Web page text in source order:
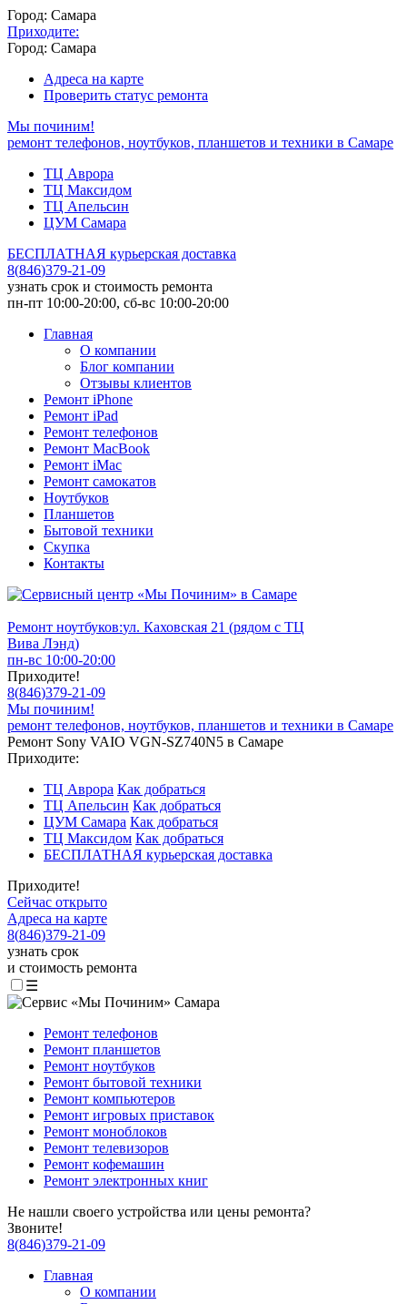
Город: Самара
Приходите:
Город: Самара
Адреса на карте
Проверить статус ремонта
Мы починим!
ремонт телефонов, ноутбуков, планшетов и техники в Самаре
ТЦ Аврора
ТЦ Максидом
ТЦ Апельсин
ЦУМ Самара
БЕСПЛАТНАЯ курьерская доставка
8(846)379-21-09
узнать срок и стоимость ремонта
пн-пт 10:00-20:00, сб-вс 10:00-20:00
Главная
О компании
Блог компании
Отзывы клиентов
Ремонт iPhone
Ремонт iPad
Ремонт телефонов
Ремонт MacBook
Ремонт iMac
Ремонт самокатов
Ноутбуков
Планшетов
Бытовой техники
Скупка
Контакты
Ремонт ноутбуков:ул. Каховская 21 (рядом с ТЦ
Вива Лэнд)
пн-вс 10:00-20:00
Приходите!
8(846)379-21-09
Мы починим!
ремонт телефонов, ноутбуков, планшетов и техники в Самаре
Ремонт Sony VAIO VGN-SZ740N5 в Самаре
Приходите:
ТЦ Аврора Как добраться
ТЦ Апельсин Как добраться
ЦУМ Самара Как добраться
ТЦ Максидом Как добраться
БЕСПЛАТНАЯ курьерская доставка
Приходите!
Сейчас открыто
Адреса на карте
8(846)379-21-09
узнать срок
и стоимость ремонта
☰
Ремонт телефонов
Ремонт планшетов
Ремонт ноутбуков
Ремонт бытовой техники
Ремонт компьютеров
Ремонт игровых приставок
Ремонт моноблоков
Ремонт телевизоров
Ремонт кофемашин
Ремонт электронных книг
Не нашли своего устройства или цены ремонта?
Звоните!
8(846)379-21-09
Главная
О компании